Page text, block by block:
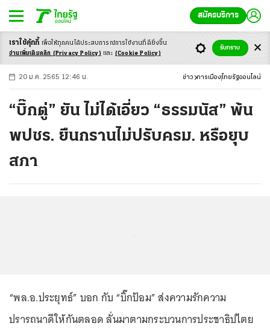
สมัครบริการ
-ก ก ก+
20 ม.ค. 2565 12:46 น. ข่าว การเมือง ไทยรัฐออนไลน์
“บิ๊กตู่” ยัน ไม่ได้เอี่ยว “ธรรมนัส” พ้น
พปชร. ยืนกรานไม่ปรับครม. หรือยุบ
สภา
“พล.อ.ประยุทธ์” บอก กับ “บิ๊กป้อม” ส่งความรักความ
ปรารถนาดีให้กันตลอด ลั่นมาตามกระบวนการประชาธิปไตย
เราใช้คุ้กกี้ เพื่อให้ทุกคนได้ประสบการณ์การใช้งานที่ดียิ่งขึ้น
อ่านเพิ่มเติมคลิก (Privacy Policy) และ (Cookie Policy)
รับทราบ